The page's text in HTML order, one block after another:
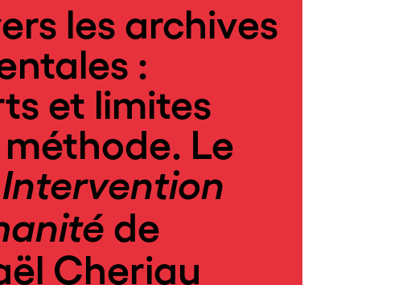
les archives
:
et limites
méthode. Le
Intervention
de
Cheriau